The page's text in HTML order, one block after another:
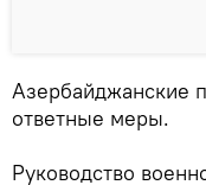
Азербайджанские
ответные меры.
Руководство